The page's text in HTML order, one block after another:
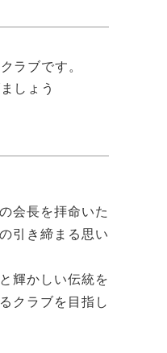
ラブです。
しょう
会長を拝命いた
引き締まる思い
輝かしい伝統を
クラブを目指し